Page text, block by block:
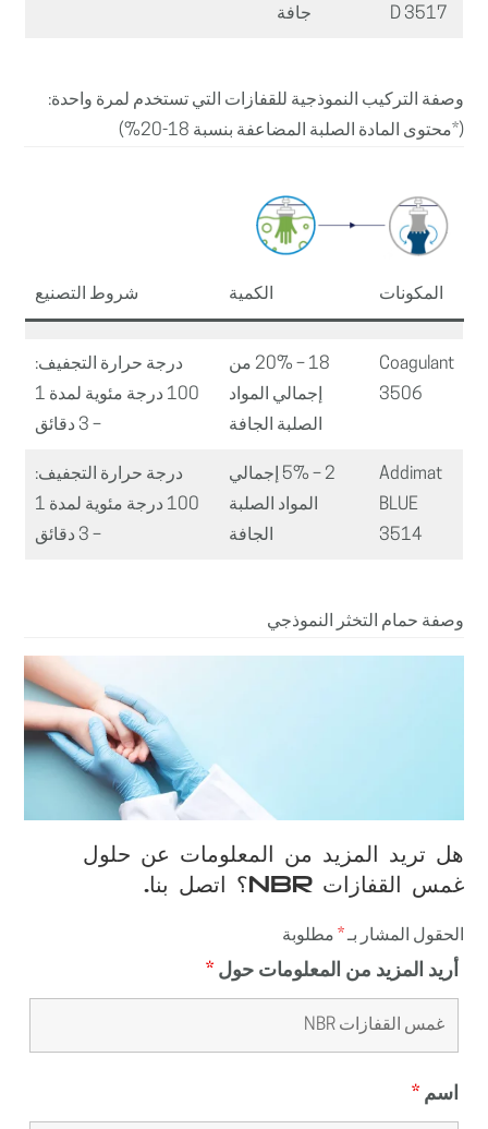
D 3517
جافة
وصفة التركيب النموذجية للقفازات التي تستخدم لمرة واحدة:
(*محتوى المادة الصلبة المضاعفة بنسبة 18-20%)
المكونات الكمية شروط التصنيع
Coagulant
3506
18 – 20% من
إجمالي المواد
الصلبة الجافة
درجة حرارة التجفيف:
100 درجة مئوية لمدة 1
Addimat
BLUE
3514
2 – 5% إجمالي
المواد الصلبة
الجافة
درجة حرارة التجفيف:
100 درجة مئوية لمدة 1
وصفة حمام التخثر النموذجي
هل تريد المزيد من المعلومات عن حلول
غمس القفازات NBR؟ اتصل بنا.
الحقول المشار بـ* مطلوبة
أريد المزيد من المعلومات حول*
اسم*